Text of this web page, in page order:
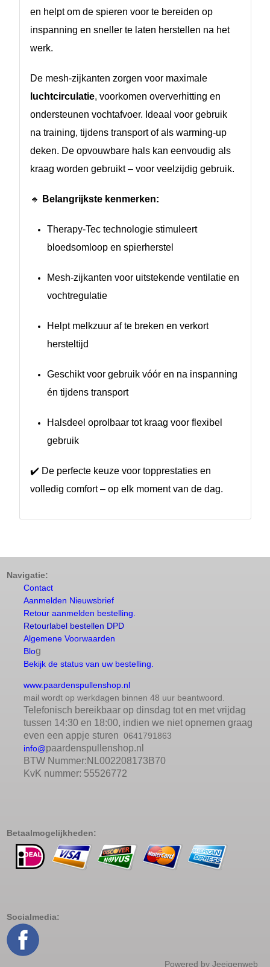
en helpt om de spieren voor te bereiden op
inspanning en sneller te laten herstellen na het
werk.
De mesh-zijkanten zorgen voor maximale
luchtcirculatie, voorkomen oververhitting en
ondersteunen vochtafvoer. Ideaal voor gebruik
na training, tijdens transport of als warming-up
deken. De opvouwbare hals kan eenvoudig als
kraag worden gebruikt – voor veelzijdig gebruik.
🔹 Belangrijkste kenmerken:
Therapy-Tec technologie stimuleert
bloedsomloop en spierherstel
Mesh-zijkanten voor uitstekende ventilatie en
vochtregulatie
Helpt melkzuur af te breken en verkort
hersteltijd
Geschikt voor gebruik vóór en na inspanning
én tijdens transport
Halsdeel oprolbaar tot kraag voor flexibel
gebruik
✔️ De perfecte keuze voor topprestaties en
volledig comfort – op elk moment van de dag.
Navigatie:
Contact
Aanmelden Nieuwsbrief
Retour aanmelden bestelling.
Retourlabel bestellen DPD
Algemene Voorwaarden
Blog
Bekijk de status van uw bestelling.
www.paardenspullenshop.nl
mail wordt op werkdagen binnen 48 uur beantwoord.
Telefonisch bereikbaar op dinsdag tot en met vrijdag
tussen 14:30 en 18:00, indien we niet opnemen graag
even een appje sturen 0641791863
info@paardenspullenshop.nl
BTW Nummer:NL002208173B70
KvK nummer: 55526772
Betaalmogelijkheden:
Socialmedia:
Powered by Jeeigenweb